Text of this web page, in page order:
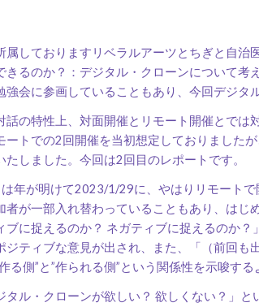
しておりますリベラルアーツとちぎと自
きるのか？：デジタル・クローンについて
強会に参画していることもあり、今回デジタ
の特性上、対面開催とリモート開催とでは
ートでの2回開催を当初想定しておりました
たしました。今回は2回目のレポートです。
年が明けて2023/1/29に、やはりリモートで
者が一部入れ替わっていることもあり、は
ブに捉えるのか？ ネガティブに捉えるのか
ジティブな意見が出され、また、「（前回も
る側”と”作られる側”という関係性を示唆する
ル・クローンが欲しい？ 欲しくない？」